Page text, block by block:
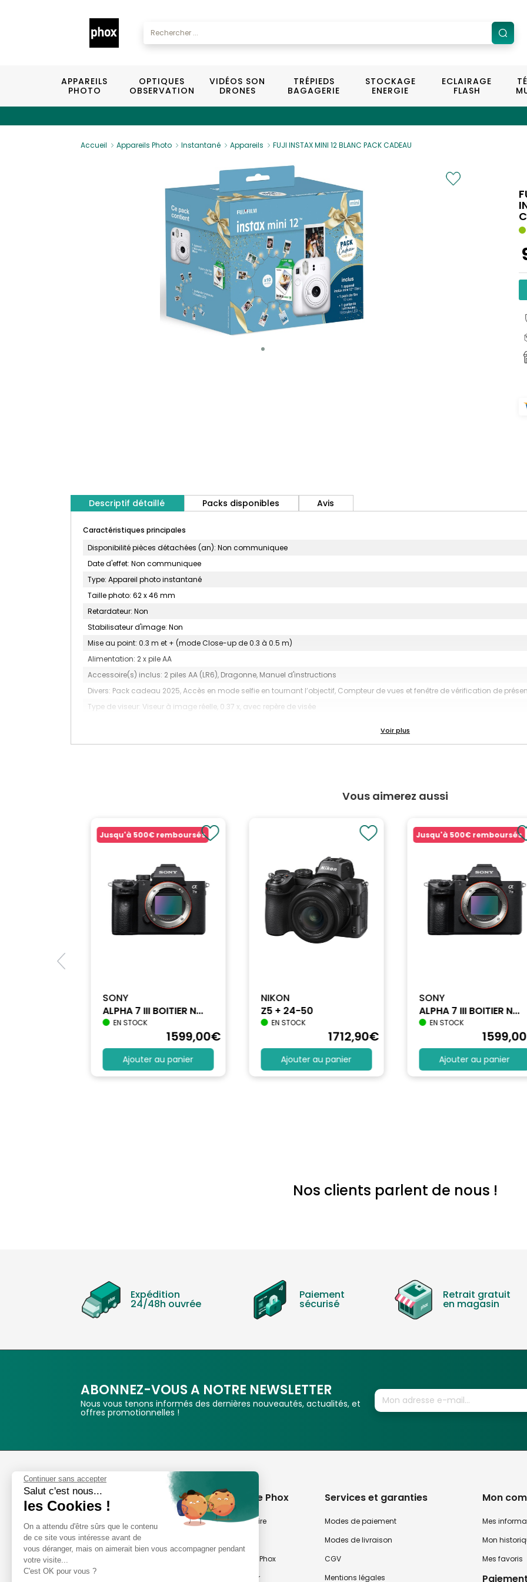
APPAREILS
PHOTO
OPTIQUES
OBSERVATION
VIDÉOS SON
DRONES
TRÉPIEDS
BAGAGERIE
STOCKAGE
ENERGIE
ECLAIRAGE
FLASH
Accueil Appareils Photo Instantané Appareils FUJI INSTAX MINI 12 BLANC PACK CADEAU
Descriptif détaillé Packs disponibles Avis
Caractéristiques principales
Disponibilité pièces détachées (an): Non communiquee
Date d'effet: Non communiquee
Type: Appareil photo instantané
Taille photo: 62 x 46 mm
Retardateur: Non
Stabilisateur d'image: Non
Mise au point: 0.3 m et + (mode Close-up de 0.3 à 0.5 m)
Alimentation: 2 x pile AA
Accessoire(s) inclus: 2 piles AA (LR6), Dragonne, Manuel d'instructions
Divers: Pack cadeau 2025, Accès en mode selfie en tournant l’objectif, Compteur de vues et fenêtre de vérification de
Type de viseur: Viseur à image réelle, 0.37 x, avec repère de visée
Extinction automatique: Après 5 min
Finition / Nuance: Blanc craie
Taille du film (mm): 86 x 54
Type: APPAREIL PHOTO INSTANTANEE
Bluetooth: Non
Fonctions: Expostion automatique, Selfie (avec contrôle auto de la lumière du flash en mode Close-up), Correction de la
Gamme: Instax Mini 12
Couleur: Blanc
Vous aimerez aussi
Jusqu'à 500€ remboursés
SONY
ALPHA 7 III BOITIER N...
EN STOCK
1599,00€
Ajouter au panier
NIKON
Z5 + 24-50
EN STOCK
1712,90€
Ajouter au panier
Jusqu'à 500€ remboursés
SONY
ALPHA 7 III BOITIER N...
EN STOCK
1599,00
Ajouter au panier
Nos clients parlent de nous !
Expédition
24/48h ouvrée
Paiement
sécurisé
Retrait gratuit
en magasin
ABONNEZ-VOUS A NOTRE NEWSLETTER
Nous vous tenons informés des dernières nouveautés, actualités, et
offres promotionnelles !
Phox
Spécialiste de l'image
Suivez-nous
Avis clients
A propos de Phox
Notre savoir-faire
Nos magasins Phox
Notre newsletter
Services et garanties
Modes de paiement
Modes de livraison
CGV
Mentions légales
Mon
Mes
Mon
Mes favoris
Continuer sans accepter
Salut c'est nous...
les Cookies !
On a attendu d'être sûrs que le contenu
de ce site vous intéresse avant de
vous déranger, mais on aimerait bien vous accompagner pendant
votre visite...
C'est OK pour vous ?